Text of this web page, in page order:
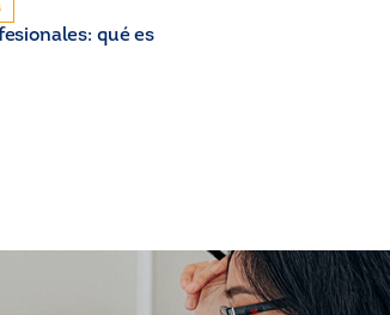
qué es